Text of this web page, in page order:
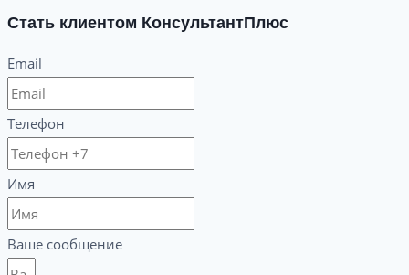
Стать клиентом КонсультантПлюс
Email
Телефон
Имя
Ваше сообщение